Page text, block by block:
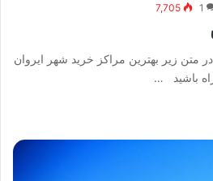
1
7,705
متن زیر بهترین مراکز خرید شهر ایروان
باشید …